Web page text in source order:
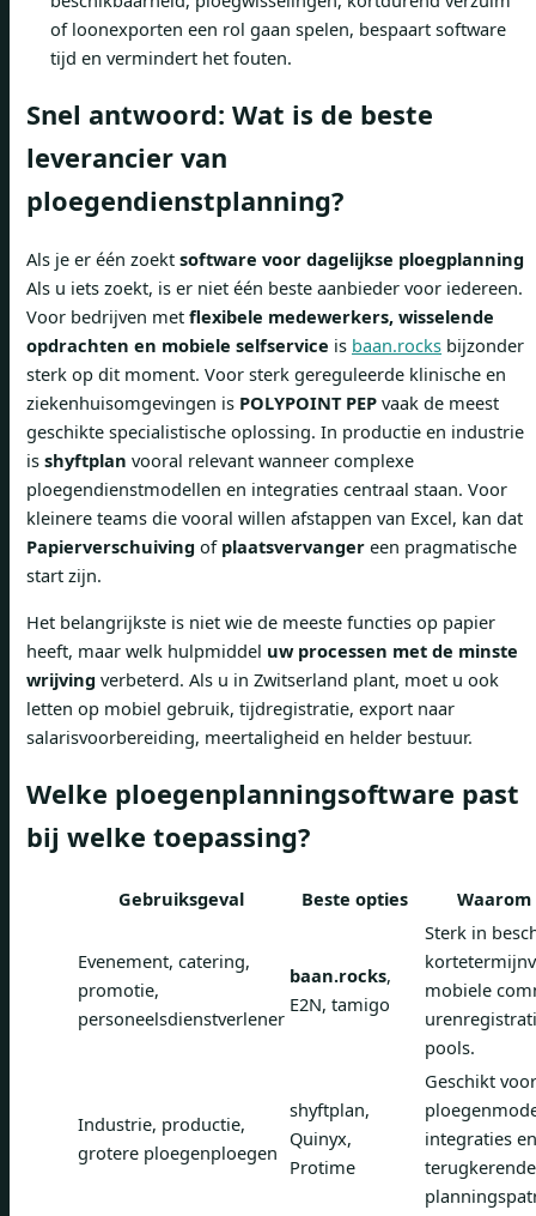
of loonexporten een rol gaan spelen, bespaart software
tijd en vermindert het fouten.
Snel antwoord: Wat is de beste
leverancier van
ploegendienstplanning?
Als je er één zoekt software voor dagelijkse ploegplanning
Als u iets zoekt, is er niet één beste aanbieder voor iedereen.
Voor bedrijven met flexibele medewerkers, wisselende
opdrachten en mobiele selfservice is baan.rocks bijzonder
sterk op dit moment. Voor sterk gereguleerde klinische en
ziekenhuisomgevingen is POLYPOINT PEP vaak de meest
geschikte specialistische oplossing. In productie en industrie
is shyftplan vooral relevant wanneer complexe
ploegendienstmodellen en integraties centraal staan. Voor
kleinere teams die vooral willen afstappen van Excel, kan dat
Papierverschuiving of plaatsvervanger een pragmatische
start zijn.
Het belangrijkste is niet wie de meeste functies op papier
heeft, maar welk hulpmiddel uw processen met de minste
wrijving verbeterd. Als u in Zwitserland plant, moet u ook
letten op mobiel gebruik, tijdregistratie, export naar
salarisvoorbereiding, meertaligheid en helder bestuur.
Welke ploegenplanningsoftware past
bij welke toepassing?
Gebruiksgeval Beste opties Waarom
Evenement, catering,
promotie,
personeelsdienstverlener
baan.rocks,
E2N, tamigo
Sterk in
mobiele
pools.
Industrie, productie,
grotere ploegenploegen
shyftplan,
Quinyx,
Protime
Geschikt
integraties en
terugkerende